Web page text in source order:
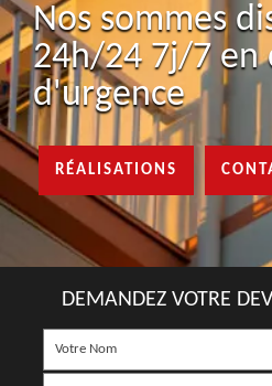
Nos sommes
24h/24 7j/7 en
d'urgence
RÉALISATIONS
DEMANDEZ VOTRE